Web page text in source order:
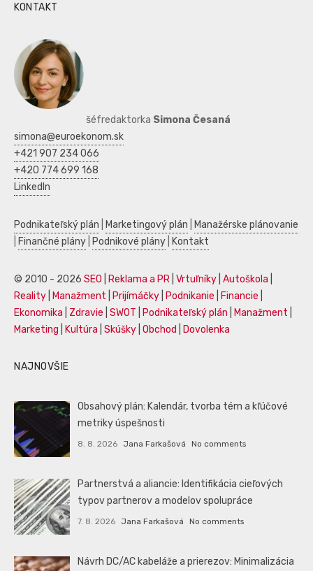
KONTAKT
šéfredaktorka Simona Česaná
simona@euroekonom.sk
+421 907 234 066
+420 774 699 168
LinkedIn
Podnikateľský plán Marketingový plán
Manažérske plánovanie
Finančné plány Podnikové plány Kontakt
© 2010 - 2026 SEO Reklama a PR Vrtuľníky Autoškola
Reality
Manažment Prijímáčky Podnikanie Financie
Ekonomika
Zdravie SWOT Podnikateľský plán Manažment
Marketing
Kultúra Skúšky Obchod Dovolenka
NAJNOVŠIE
Obsahový plán: Kalendár, tvorba tém a kľúčové
metriky úspešnosti
8. 8. 2026 Jana Farkašová No comments
Partnerstvá a aliancie: Identifikácia cieľových
typov partnerov a modelov spolupráce
7. 8. 2026 Jana Farkašová No comments
Návrh DC/AC kabeláže a prierezov: Minimalizácia